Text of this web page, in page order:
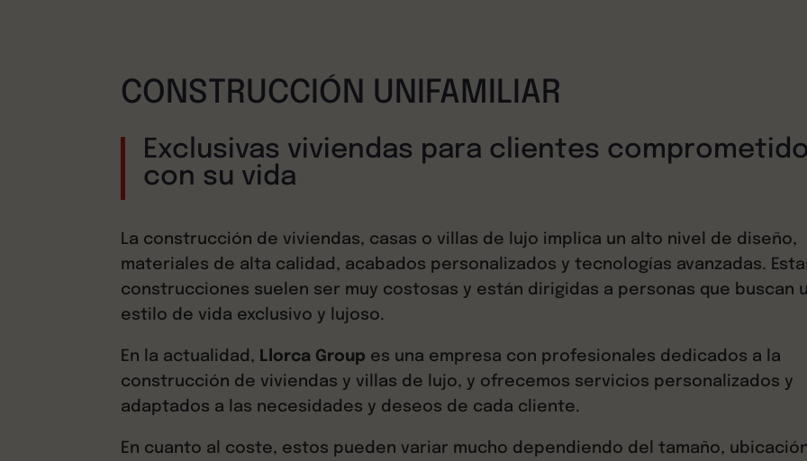
CONSTRUCCIÓN UNIFAMILIAR
Exclusivas viviendas para clientes
con su vida
La construcción de viviendas, casas o villas de lujo implica un alto nivel de diseño,
materiales de alta calidad, acabados personalizados y tecnologías avanzadas.
construcciones suelen ser muy costosas y están dirigidas a personas que buscan
estilo de vida exclusivo y lujoso.
En la actualidad, Llorca Group es una empresa con profesionales dedicados a la
construcción de viviendas y villas de lujo, y ofrecemos servicios personalizados y
adaptados a las necesidades y deseos de cada cliente.
En cuanto al coste, estos pueden variar mucho dependiendo del tamaño,